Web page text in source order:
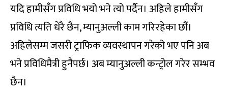
यदि हामीसँग प्रविधि भयो भने त्यो पर्दैन। अहिले हामीसँग
प्रविधि त्यति धेरै छैन, म्यानुअल्ली काम गरिरहेका छौं।
अहिलेसम्म जसरी ट्राफिक व्यवस्थापन गरेको भए पनि अब
भने प्रविधिमैत्री हुनैपर्छ। अब म्यानुअल्ली कन्ट्रोल गरेर सम्भव
छैन।